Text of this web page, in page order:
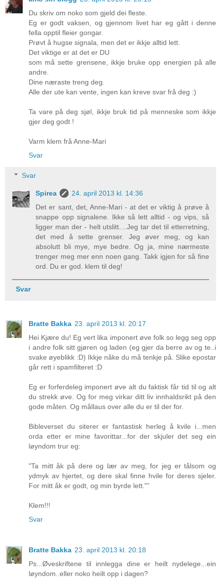
Du skriv om noko som gjeld dei fleste.
Eg er godt vaksen, og gjennom livet har eg gått i denne
fella opptil fleier gongar.
Prøvt å hugse signala, men det er ikkje alltid lett.
Det viktige er at det er DU
som må sette grensene, ikkje bruke opp energien på alle
andre.
Dine næraste treng deg.
Alle der ute kan vente, ingen kan kreve svar frå deg :)
Ta vare på deg sjøl, ikkje bruk tid på menneske som ikkje
gjer deg godt !
Varm klem frå Anne-Mari
Svar
Svar
Spirea
24. april 2013 kl. 14:36
Det er sant, det, Anne-Mari - at det er viktig å prøve å
snappe opp signalene. Ikke så lett alltid - og vips, så
ligger man der - helt utslitt....Jeg tar det til etterretning,
det med å sette grenser. Jeg øver meg, og kan
absolutt bli mye, mye bedre. Og ja, mine nærmeste
trenger meg mer enn noen gang. Takk igjen for så fine
ord. Du er god. klem til deg!
Svar
Bratte Bakka 23. april 2013 kl. 20:17
Hei Kjære du! Eg vert lika imponert øve folk so legg seg opp
i andre folk sitt gjøren og laden (eg gjer da berre av og te..i
svake øyeblikk :D) Ikkje nåke du må tenkje på. Slike epostar
går rett i spamfilteret :D
Eg er forferdeleg imponert øve alt du faktisk får tid til og alt
du strekk øve. Og for meg virkar ditt liv innhaldsrikt på den
gode måten. Og mållaus over alle du er til der for.
Bibleverset du siterer er fantastisk herleg å kvile i...men
orda etter er mine favorittar...for der skjuler det seg ein
løyndom trur eg:
"Ta mitt åk på dere og lær av meg, for jeg er tålsom og
ydmyk av hjertet, og dere skal finne hvile for deres sjeler.
For mitt åk er godt, og min byrde lett."”
Klem!!!
Svar
Bratte Bakka 23. april 2013 kl. 20:18
Ps...Øveskriftene til innlegga dine er heilt nydelege...ein
løyndom..eller noko heilt opp i dagen?